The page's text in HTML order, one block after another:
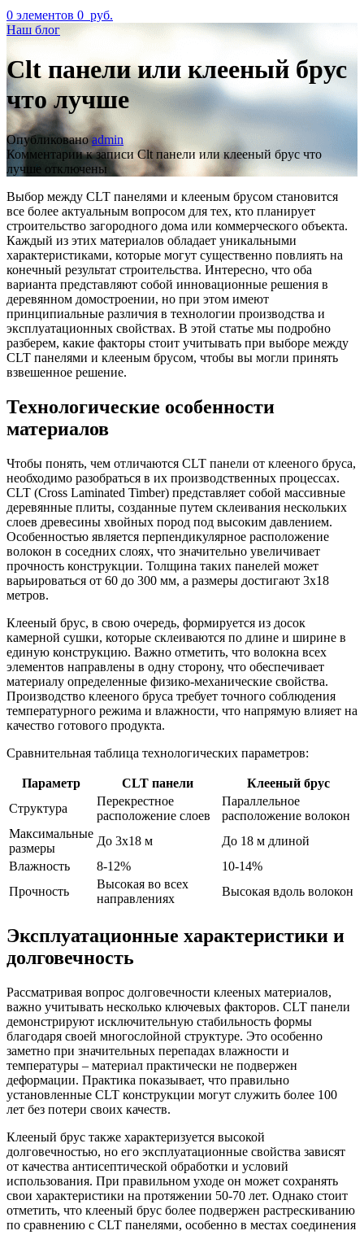
0 элементов 0 руб.
Наш блог
Clt панели или клееный брус
что лучше
Опубликовано admin
Комментариик записи Clt панели или клееный брус что
лучше отключены
Выбор между CLT панелями и клееным брусом становится
все более актуальным вопросом для тех, кто планирует
строительство загородного дома или коммерческого объекта.
Каждый из этих материалов обладает уникальными
характеристиками, которые могут существенно повлиять на
конечный результат строительства. Интересно, что оба
варианта представляют собой инновационные решения в
деревянном домостроении, но при этом имеют
принципиальные различия в технологии производства и
эксплуатационных свойствах. В этой статье мы подробно
разберем, какие факторы стоит учитывать при выборе между
CLT панелями и клееным брусом, чтобы вы могли принять
взвешенное решение.
Технологические особенности
материалов
Чтобы понять, чем отличаются CLT панели от клееного бруса,
необходимо разобраться в их производственных процессах.
CLT (Cross Laminated Timber) представляет собой массивные
деревянные плиты, созданные путем склеивания нескольких
слоев древесины хвойных пород под высоким давлением.
Особенностью является перпендикулярное расположение
волокон в соседних слоях, что значительно увеличивает
прочность конструкции. Толщина таких панелей может
варьироваться от 60 до 300 мм, а размеры достигают 3х18
метров.
Клееный брус, в свою очередь, формируется из досок
камерной сушки, которые склеиваются по длине и ширине в
единую конструкцию. Важно отметить, что волокна всех
элементов направлены в одну сторону, что обеспечивает
материалу определенные физико-механические свойства.
Производство клееного бруса требует точного соблюдения
температурного режима и влажности, что напрямую влияет на
качество готового продукта.
Сравнительная таблица технологических параметров:
Параметр CLT панели
Клееный брус
Структура
Перекрестное
расположение слоев
Параллельное
расположение волокон
Максимальные
размеры
До 3х18 м
До 18 м длиной
Влажность
8-12%
10-14%
Прочность
Высокая во всех
направлениях
Высокая вдоль волокон
Эксплуатационные характеристики и
долговечность
Рассматривая вопрос долговечности клееных материалов,
важно учитывать несколько ключевых факторов. CLT панели
демонстрируют исключительную стабильность формы
благодаря своей многослойной структуре. Это особенно
заметно при значительных перепадах влажности и
температуры – материал практически не подвержен
деформации. Практика показывает, что правильно
установленные CLT конструкции могут служить более 100
лет без потери своих качеств.
Клееный брус также характеризуется высокой
долговечностью, но его эксплуатационные свойства зависят
от качества антисептической обработки и условий
использования. При правильном уходе он может сохранять
свои характеристики на протяжении 50-70 лет. Однако стоит
отметить, что клееный брус более подвержен растрескиванию
по сравнению с CLT панелями, особенно в местах соединения